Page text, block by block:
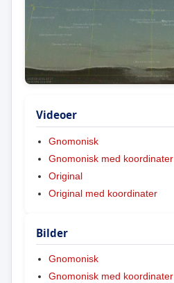
Videoer
Gnomonisk
Gnomonisk med koordinater
Original
Original med koordinater
Bilder
Gnomonisk
Gnomonisk med koordinater